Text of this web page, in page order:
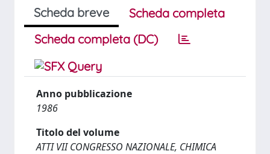
Scheda breve
Scheda completa
Scheda completa (DC)
Anno pubblicazione
1986
Titolo del volume
ATTI VII CONGRESSO NAZIONALE, CHIMICA